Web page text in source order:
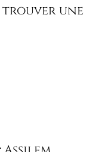
trouver une